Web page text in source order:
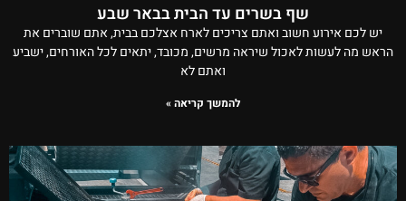
שף בשרים עד הבית בבאר שבע
יש לכם אירוע חשוב ואתם צריכים לארח אצלכם בבית, אתם שוברים את
הראש מה לעשות לאכול שיראה מרשים, מכובד, יתאים לכל האורחים, ישביע
ואתם לא
להמשך קריאה »